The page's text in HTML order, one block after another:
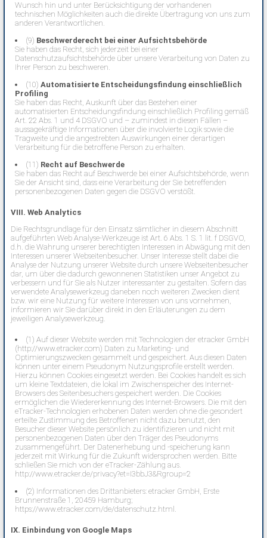
Wunsch hin und unter Berücksichtigung der vorhandenen
technischen Möglichkeiten auch die direkte Übertragung von uns zum
anderen Verantwortlichen.
(9) Beschwerderecht bei einer Aufsichtsbehörde
Sie haben das Recht, sich jederzeit bei einer
Datenschutzaufsichtsbehörde über unsere Verarbeitung von Daten zu
Ihrer Person zu beschweren.
(10) Automatisierte Entscheidungsfindung einschließlich
Profiling
Sie haben das Recht, Auskunft über das Bestehen einer
automatisierten Entscheidungsfindung einschließlich Profiling gemäß
Art. 22 Abs. 1 und 4 DSGVO und – zumindest in diesen Fällen –
aussagekräftige Informationen über die involvierte Logik sowie die
Tragweite und die angestrebten Auswirkungen einer derartigen
Verarbeitung für die betroffene Person zu erhalten.
(11) Recht auf Beschwerde
Sie haben das Recht auf Beschwerde bei einer Aufsichtsbehörde, wenn
Sie der Ansicht sind, dass eine Verarbeitung der Sie betreffenden
personenbezogenen Daten gegen die DSGVO verstößt.
VIII. Web Analytics
Die Rechtsgrundlage für den Einsatz sämtlicher in diesem Abschnitt
aufgeführten Web Analyse-Werkzeuge ist Art. 6 Abs. 1 S. 1 lit. f DSGVO,
d.h. die Wahrung unserer berechtigten Interessen in Abwägung mit den
Interessen unserer Webseitenbesucher. Unser Interesse stellt dabei die
Analyse der Nutzung unserer Website durch unsere Webseitenbesucher
dar, um über die dadurch gewonnenen Statistiken unser Angebot zu
verbessern und für Sie als Nutzer interessanter zu gestalten. Sofern das
verwendete Analysewerkzeug daneben noch weiteren Zwecken dient
bzw. wir eine Nutzung für weitere Interessen von uns vornehmen,
informieren wir Sie darüber direkt in den Erläuterungen zu dem
jeweiligen Analysewerkzeug.
(1) Auf dieser Website werden mit Technologien der etracker GmbH
(http://www.etracker.com) Daten zu Marketing- und
Optimierungszwecken gesammelt und gespeichert. Aus diesen Daten
können unter einem Pseudonym Nutzungsprofile erstellt werden.
Hierzu können Cookies eingesetzt werden. Bei Cookies handelt es sich
um kleine Textdateien, die lokal im Zwischenspeicher des Internet-
Browsers des Seitenbesuchers gespeichert werden. Die Cookies
ermöglichen die Wiedererkennung des Internet-Browsers. Die mit den
eTracker-Technologien erhobenen Daten werden ohne die gesondert
erteilte Zustimmung des Betroffenen nicht dazu benutzt, den
Besucher dieser Website persönlich zu identifizieren und nicht mit
personenbezogenen Daten über den Träger des Pseudonyms
zusammengeführt. Der Datenerhebung und -speicherung kann
jederzeit mit Wirkung für die Zukunft widersprochen werden. Bitte
schließen Sie mich von der eTracker-Zählung aus.
http://www.etracker.de/privacy?et=I3bbJ3&Rgroup=2
(2) Informationen des Drittanbieters: etracker GmbH, Erste
Brunnenstraße 1, 20459 Hamburg;
https://www.etracker.com/de/datenschutz.html .
IX. Einbindung von Google Maps